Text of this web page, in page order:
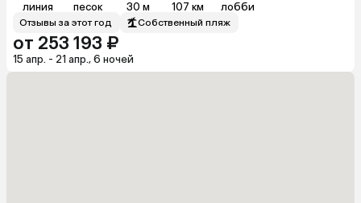
линия песок 30 м 107 км лобби
Отзывы за этот год Собственный пляж
от 253 193 ₽
15 апр. - 21 апр., 6 ночей